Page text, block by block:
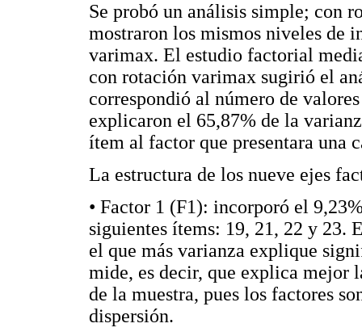
Se probó un análisis simple; con
mostraron los mismos niveles de
varimax. El estudio factorial
con rotación varimax sugirió el
correspondió al número de
explicaron el 65,87% de la
ítem al factor que presentara una
La estructura de los nueve ejes
• Factor 1 (F1): incorporó el
siguientes ítems: 19, 21, 22 y 23.
el que más varianza explique
mide, es decir, que explica mejor
de la muestra, pues los factores
dispersión.